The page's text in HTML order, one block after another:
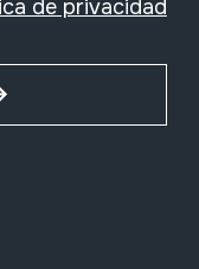
de privacidad